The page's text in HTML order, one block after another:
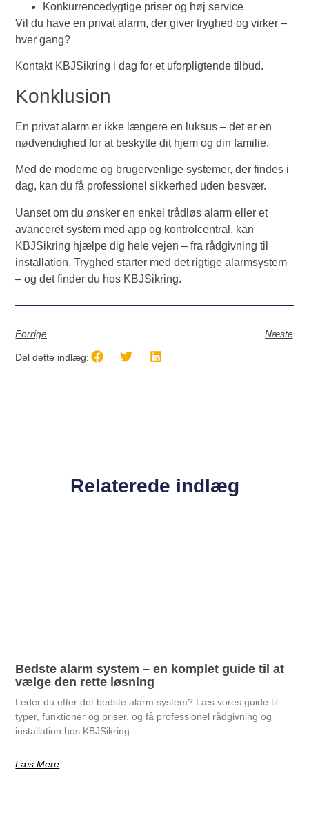
Konkurrencedygtige priser og høj service
Vil du have en privat alarm, der giver tryghed og virker –
hver gang?
Kontakt KBJSikring i dag for et uforpligtende tilbud.
Konklusion
En privat alarm er ikke længere en luksus – det er en
nødvendighed for at beskytte dit hjem og din familie.
Med de moderne og brugervenlige systemer, der findes i
dag, kan du få professionel sikkerhed uden besvær.
Uanset om du ønsker en enkel trådløs alarm eller et
avanceret system med app og kontrolcentral, kan
KBJSikring hjælpe dig hele vejen – fra rådgivning til
installation. Tryghed starter med det rigtige alarmsystem
– og det finder du hos KBJSikring.
Forrige Næste
Del dette indlæg:
Relaterede indlæg
Bedste alarm system – en komplet guide til at
vælge den rette løsning
Leder du efter det bedste alarm system? Læs vores guide til
typer, funktioner og priser, og få professionel rådgivning og
installation hos KBJSikring.
Læs Mere